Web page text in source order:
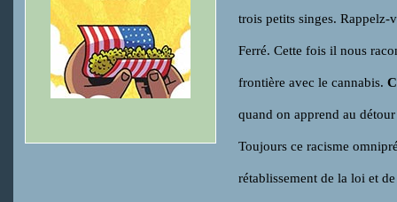
trois petits singes. Rappelz-
Ferré. Cette fois il nous
frontière avec le cannabis.
quand on apprend au
Toujours ce racisme
rétablissement de la loi et